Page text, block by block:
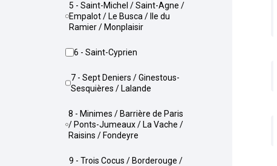
5 - Saint-Michel / Saint-Agne /
Empalot / Le Busca / Ile du
Ramier / Monplaisir
6 - Saint-Cyprien
7 - Sept Deniers / Ginestous-
Sesquières / Lalande
8 - Minimes / Barrière de Paris
/ Ponts-Jumeaux / La Vache /
Raisins / Fondeyre
9 - Trois Cocus / Borderouge /